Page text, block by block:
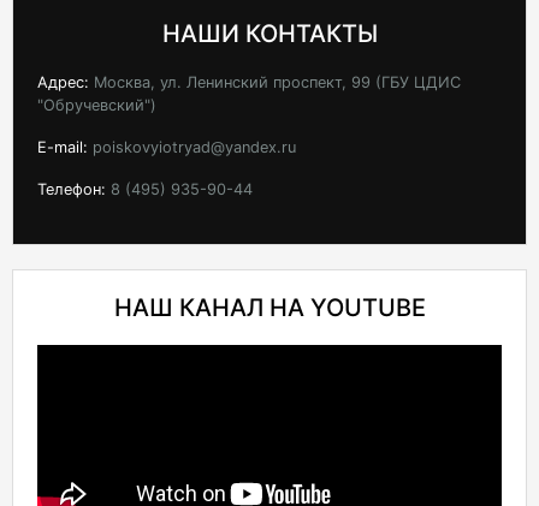
НАШИ КОНТАКТЫ
Адрес: Москва, ул. Ленинский проспект, 99 (ГБУ ЦДИС
"Обручевский")
E-mail: poiskovyiotryad@yandex.ru
Телефон: 8 (495) 935-90-44
НАШ КАНАЛ НА YOUTUBE